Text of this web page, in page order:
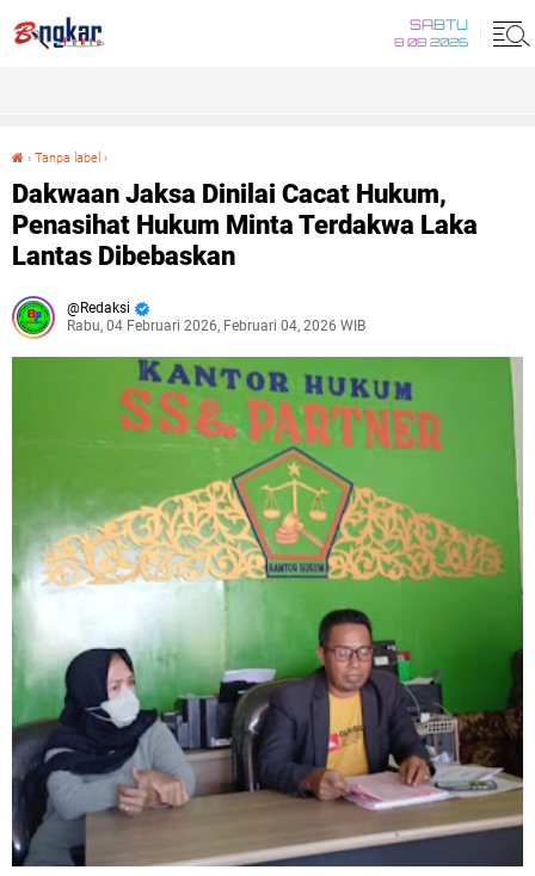
SABTU
8 08 2026
› Tanpa label ›
Dakwaan Jaksa Dinilai Cacat Hukum,
Penasihat Hukum Minta Terdakwa Laka
Lantas Dibebaskan
Redaksi
Rabu, 04 Februari 2026, Februari 04, 2026 WIB